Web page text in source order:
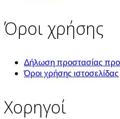
Όροι χρήσης
Δήλωση προστασίας
Όροι χρήσης ιστοσελίδας
Χορηγοί